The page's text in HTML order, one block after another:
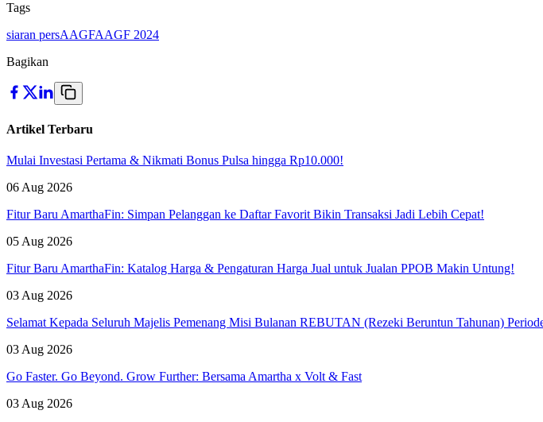
Tags
siaran persAAGFAAGF 2024
Bagikan
Artikel Terbaru
Mulai Investasi Pertama & Nikmati Bonus Pulsa hingga Rp10.000!
06 Aug 2026
Fitur Baru AmarthaFin: Simpan Pelanggan ke Daftar Favorit Bikin Transaksi Jadi Lebih Cepat!
05 Aug 2026
Fitur Baru AmarthaFin: Katalog Harga & Pengaturan Harga Jual untuk Jualan PPOB Makin Untung!
03 Aug 2026
Selamat Kepada Seluruh Majelis Pemenang Misi Bulanan REBUTAN (Rezeki Beruntun Tahunan)
03 Aug 2026
Go Faster. Go Beyond. Grow Further: Bersama Amartha x Volt & Fast
03 Aug 2026